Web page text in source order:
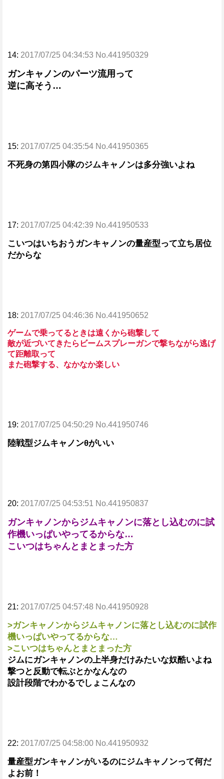
14: 2017/07/25 04:34:53 No.441950329
ガンキャノンのパーツ流用って
逆に高そう…
15: 2017/07/25 04:35:54 No.441950365
不死身の第四小隊のジムキャノンは多分強いよね
17: 2017/07/25 04:42:39 No.441950533
こいつはいちおうガンキャノンの量産型って立ち居位
だからな
18: 2017/07/25 04:46:36 No.441950652
ゲームで乗ってるときは遠くから砲撃して
敵が近づいてきたらビームスプレーガンで撃ちながら逃げ
て距離取って
また砲撃する、なかなか楽しい
19: 2017/07/25 04:50:29 No.441950746
陸戦型ジムキャノンθがいい
20: 2017/07/25 04:53:51 No.441950837
ガンキャノンからジムキャノンに落とし込むのに試
作機いっぱいやってるからな…
こいつはちゃんとまとまった方
21: 2017/07/25 04:57:48 No.441950928
>ガンキャノンからジムキャノンに落とし込むのに試作
機いっぱいやってるからな…
>こいつはちゃんとまとまった方
ジムにガンキャノンの上半身だけみたいな奴酷いよね
撃つと反動で転ぶとかなんなの
設計段階でわかるでしょこんなの
22: 2017/07/25 04:58:00 No.441950932
量産型ガンキャノンがいるのにジムキャノンって何だ
よお前！